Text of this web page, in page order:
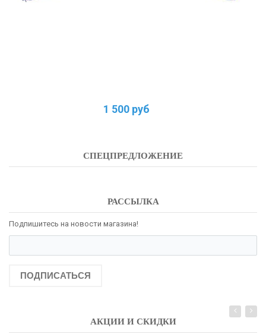
1 500 руб
СПЕЦПРЕДЛОЖЕНИЕ
РАССЫЛКА
Подпишитесь на новости магазина!
ПОДПИСАТЬСЯ
АКЦИИ И СКИДКИ